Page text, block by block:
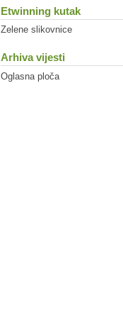
Etwinning kutak
Zelene slikovnice
Arhiva vijesti
Oglasna ploča